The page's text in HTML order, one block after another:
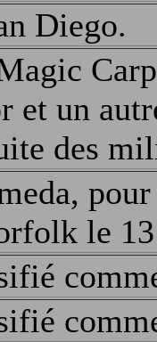
Diego.
et un
des
le